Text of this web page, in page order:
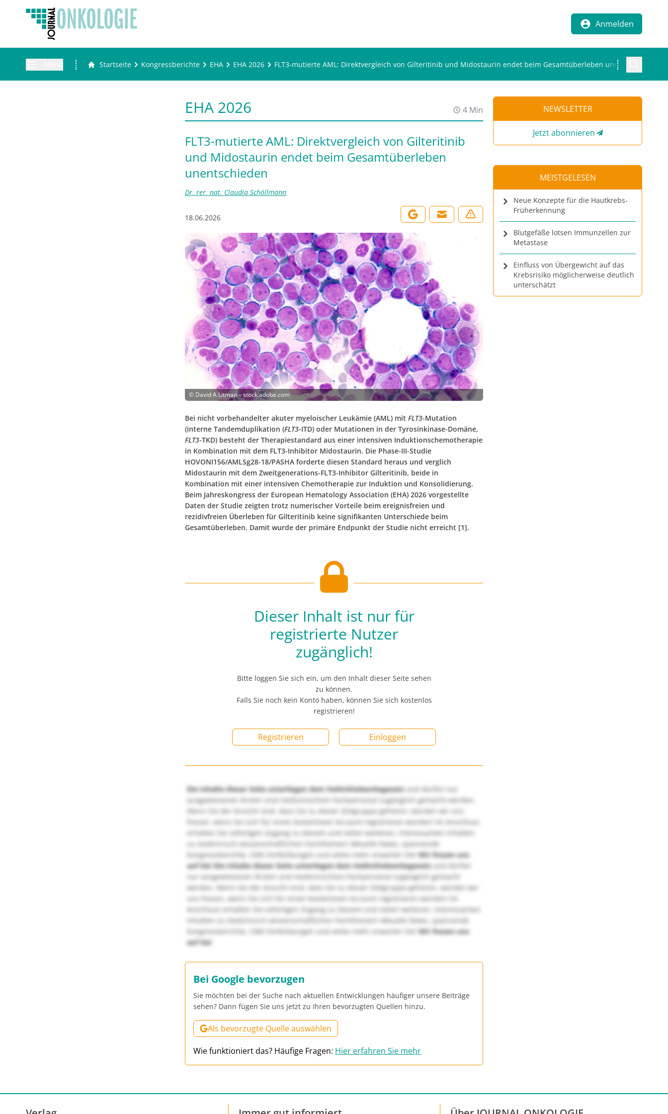
Anmelden
Startseite Kongressberichte EHA EHA 2026 FLT3-mutierte AML: Direktvergleich von Gilteritinib und Midostaurin endet beim Gesamtüberleben unentschieden
EHA 2026 4 Min
FLT3-mutierte AML: Direktvergleich von Gilteritinib
und Midostaurin endet beim Gesamtüberleben
unentschieden
Dr. rer. nat. Claudia Schöllmann
18.06.2026
© David A Litman – stock.adobe.com
Bei nicht vorbehandelter akuter myeloischer Leukämie (AML) mit FLT3-Mutation
(interne Tandemduplikation (FLT3-ITD) oder Mutationen in der Tyrosinkinase-Domäne,
FLT3-TKD) besteht der Therapiestandard aus einer intensiven Induktionschemotherapie
in Kombination mit dem FLT3-Inhibitor Midostaurin. Die Phase-III-Studie
HOVONI156/AMLSg28-18/PASHA forderte diesen Standard heraus und verglich
Midostaurin mit dem Zweitgenerations-FLT3-Inhibitor Gilteritinib, beide in
Kombination mit einer intensiven Chemotherapie zur Induktion und Konsolidierung.
Beim Jahreskongress der European Hematology Association (EHA) 2026 vorgestellte
Daten der Studie zeigten trotz numerischer Vorteile beim ereignisfreien und
rezidivfreien Überleben für Gilteritinib keine signifikanten Unterschiede beim
Gesamtüberleben. Damit wurde der primäre Endpunkt der Studie nicht erreicht [1].
Dieser Inhalt ist nur für
registrierte Nutzer
zugänglich!
Bitte loggen Sie sich ein, um den Inhalt dieser Seite sehen
zu können.
Falls Sie noch kein Konto haben, können Sie sich kostenlos
registrieren!
Registrieren Einloggen
Die Inhalte dieser Seite unterliegen dem Heilmittelwerbegesetzund dürfen nur
ausgewiesenen Ärzten und medizinischem Fachpersonal zugänglich gemacht werden.
Wenn Sie der Ansicht sind, dass Sie zu dieser Zielgruppe gehören, würden wir uns
freuen, wenn Sie sich für einen kostenlosen Account registrieren würden! Im Anschluss
erhalten Sie sofortigen Zugang zu diesem und vielen weiteren, interessanten Inhalten
zu medizinisch-wissenschaftlichen Fachthemen! Aktuelle News, spannende
Kongressberichte, CME-Fortbildungen und vieles mehr erwarten Sie!Wir freuen uns
auf Sie! Die Inhalte dieser Seite unterliegen dem Heilmittelwerbegesetzund dürfen
nur ausgewiesenen Ärzten und medizinischem Fachpersonal zugänglich gemacht
werden. Wenn Sie der Ansicht sind, dass Sie zu dieser Zielgruppe gehören, würden wir
uns freuen, wenn Sie sich für einen kostenlosen Account registrieren würden! Im
Anschluss erhalten Sie sofortigen Zugang zu diesem und vielen weiteren, interessanten
Inhalten zu medizinisch-wissenschaftlichen Fachthemen! Aktuelle News, spannende
Kongressberichte, CME-Fortbildungen und vieles mehr erwarten Sie! Wir freuen uns
auf Sie!
Bei Google bevorzugen
Sie möchten bei der Suche nach aktuellen Entwicklungen häufiger unsere Beiträge
sehen? Dann fügen Sie uns jetzt zu Ihren bevorzugten Quellen hinzu.
Als bevorzugte Quelle auswählen
Wie funktioniert das? Häufige Fragen: Hier erfahren Sie mehr
NEWSLETTER
Jetzt abonnieren
MEISTGELESEN
Neue Konzepte für die Hautkrebs-
Früherkennung
Blutgefäße lotsen Immunzellen zur
Metastase
Einfluss von Übergewicht auf das
Krebsrisiko möglicherweise deutlich
unterschätzt